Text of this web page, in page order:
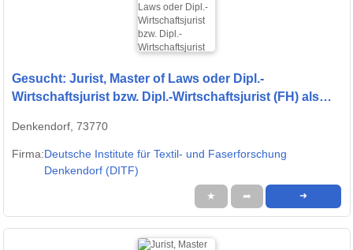
Gesucht: Jurist, Master of Laws oder Dipl.-
Wirtschaftsjurist bzw. Dipl.-Wirtschaftsjurist (FH) als
Denkendorf, 73770
Firma:Deutsche Institute für Textil- und Faserforschung
Denkendorf (DITF)
★ ➦ ➜